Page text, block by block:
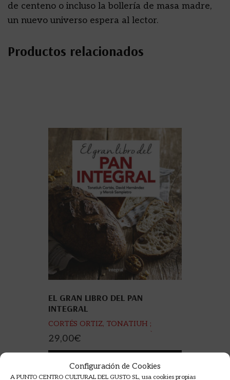
Configuración de Cookies
A PUNTO CENTRO CULTURAL DEL GUSTO SL, usa cookies propias
de centeno o incluso la bollería de masa madre,
un nuevo universo espera al lector.
Productos relacionados
EL GRAN LIBRO DEL PAN
INTEGRAL
CORTÉS ORTIZ, TONATIUH ;
SAMPIETRO MARURI, MERCÈ ;
29,00€